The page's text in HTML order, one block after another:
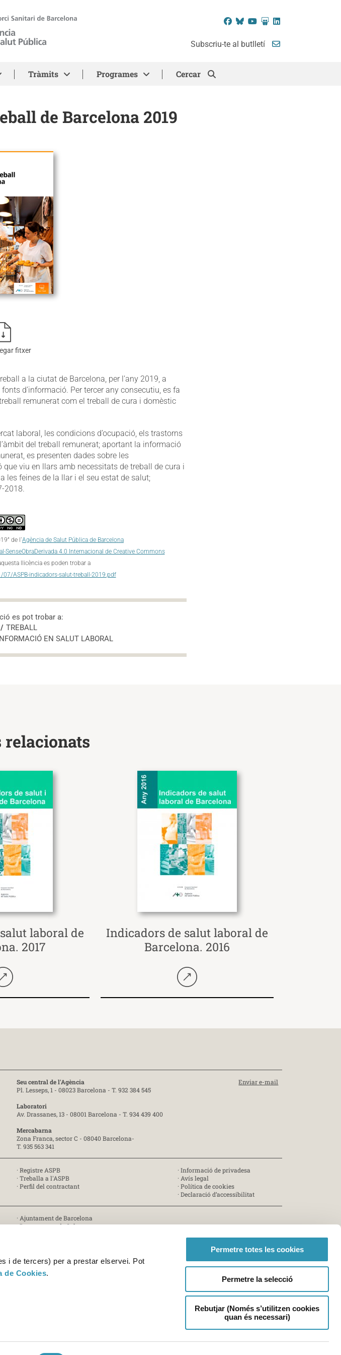
i de tercers) per a prestar elservei. Pot
de Cookies.
Permetre totes les cookies
Permetre la selecció
Rebutjar (Només s’utilitzen cookies
quan és necessari)
Pública de Barcelona Facebook
BlueskyYouTube
SlideShare
LinkedIn
Subscriu-te al butlletí
Tràmits Programes Cercar
de Barcelona 2019
fitxer
a la ciutat de Barcelona, per l’any 2019, a
d’informació. Per tercer any consecutiu, es fa
remunerat com el treball de cura i domèstic
laboral, les condicions d’ocupació, els trastorns
del treball remunerat; aportant la informació
es presenten dades sobre les
viu en llars amb necessitats de treball de cura i
les feines de la llar i el seu estat de salut;
2018.
de l`Agència de Salut Pública de Barcelona
SenseObraDerivada 4.0 Internacional de Creative Commons
llicència es poden trobar a
ASPB-indicadors-salut-treball-2019.pdf
es pot trobar a:
TREBALL
EN SALUT LABORAL
relacionats
laboral de
2017
Indicadors de salut laboral de
Barcelona. 2016
Seu central de l'Agència
Pl. Lesseps, 1 - 08023 Barcelona - T. 932 384 545
Laboratori
Av. Drassanes, 13 - 08001 Barcelona - T. 934 439 400
Mercabarna
Zona Franca, sector C - 08040 Barcelona-
T. 935 563 341
Enviar e-mail
· Registre ASPB
· Treballa a l'ASPB
· Perfil del contractant
· Informació de privadesa
· Avís legal
· Política de cookies
· Declaració d’accessibilitat
· Ajuntament de Barcelona
·Departament de Salut
· Certificat ISO 9001:2015 [PDF]
· Certificat ISO 45001:2018 [PDF]
· Certificats UNE-EN ISO/IEC 17025